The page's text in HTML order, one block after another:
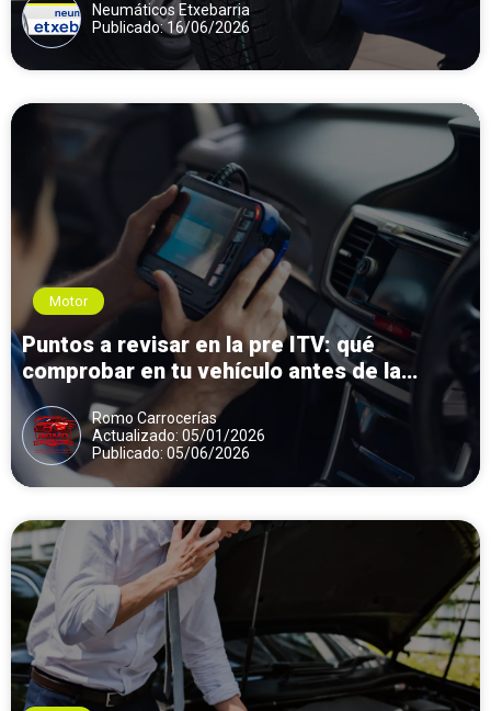
Neumáticos Etxebarria
Publicado: 16/06/2026
Motor
Puntos a revisar en la pre ITV: qué
comprobar en tu vehículo antes de la
inspección
Romo Carrocerías
Actualizado: 05/01/2026
Publicado: 05/06/2026